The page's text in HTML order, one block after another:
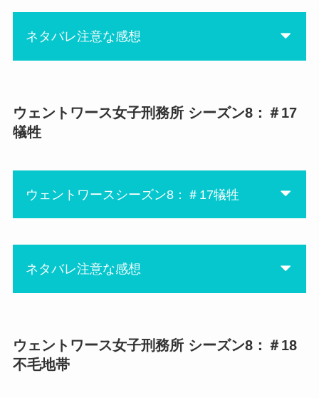
臓までナイフが達していなか
ったからことなきを得まし
マリーの助言でルーがリタを
認識したから、これからリタ
と、いうわけで今回もとって
にアイロン台で何かやられる
かと思いきや、そこは運良く
まじゃ終わらなくて、ゴミ箱
に入れられて連れて行かれた
と思ったけど、ルーとの取引
に成功してピンチを逃れる。
る計画ってこと？
また来週が待ち遠しい！！
アンは車の中でビビったwww
ネタバレ注意な感想
にあ
ファーガソンが復活したわ。
もろ貞子でしたよね！？
イヴがもう少し検討するかと
思ったんですけど、あっさり
ファーガソンに負けてしまっ
てファーガソンの強さを目の
ウェントワース女子刑務所 シーズン8：＃17
犠牲
ウェントワースシーズン8：＃17犠牲
ネタバレ注意な感想
にあ
願いされて、演技したのか、
ウェントワース女子刑務所 シーズン8：＃18
不毛地帯